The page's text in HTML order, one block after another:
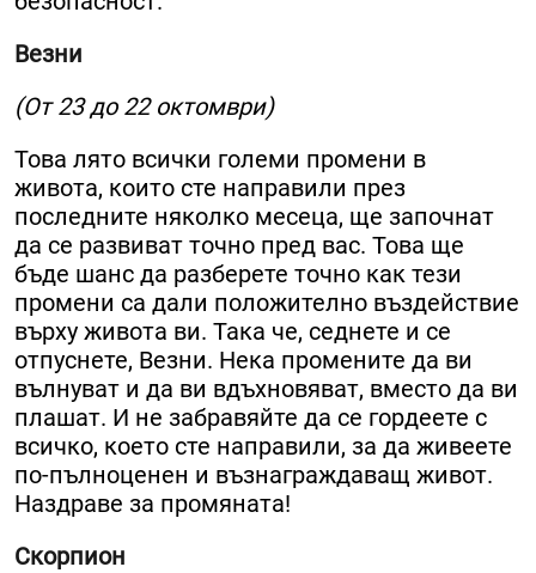
Везни
(От 23 до 22 октомври)
Това лято всички големи промени в
живота, които сте направили през
последните няколко месеца, ще започнат
да се развиват точно пред вас. Това ще
бъде шанс да разберете точно как тези
промени са дали положително въздействие
върху живота ви. Така че, седнете и се
отпуснете, Везни. Нека промените да ви
вълнуват и да ви вдъхновяват, вместо да ви
плашат. И не забравяйте да се гордеете с
всичко, което сте направили, за да живеете
по-пълноценен и възнаграждаващ живот.
Наздраве за промяната!
Скорпион